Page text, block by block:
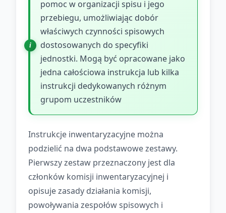
pomoc w organizacji spisu i jego
przebiegu, umożliwiając dobór
właściwych czynności spisowych
dostosowanych do specyfiki
jednostki. Mogą być opracowane jako
jedna całościowa instrukcja lub kilka
instrukcji dedykowanych różnym
grupom uczestników
Instrukcje inwentaryzacyjne można
podzielić na dwa podstawowe zestawy.
Pierwszy zestaw przeznaczony jest dla
członków komisji inwentaryzacyjnej i
opisuje zasady działania komisji,
powoływania zespołów spisowych i